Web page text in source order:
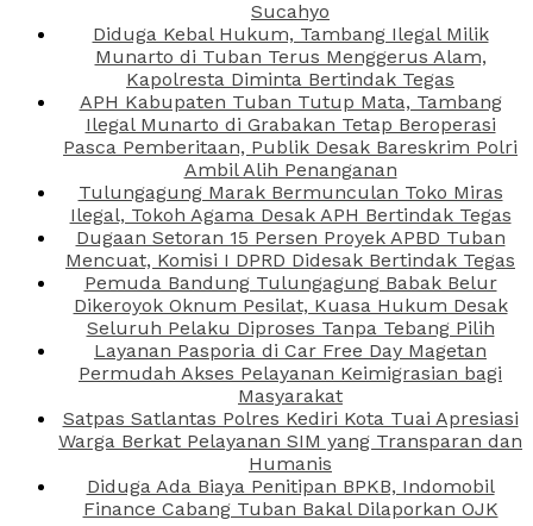
Sucahyo
Diduga Kebal Hukum, Tambang Ilegal Milik
Munarto di Tuban Terus Menggerus Alam,
Kapolresta Diminta Bertindak Tegas
APH Kabupaten Tuban Tutup Mata, Tambang
Ilegal Munarto di Grabakan Tetap Beroperasi
Pasca Pemberitaan, Publik Desak Bareskrim Polri
Ambil Alih Penanganan
Tulungagung Marak Bermunculan Toko Miras
Ilegal, Tokoh Agama Desak APH Bertindak Tegas
Dugaan Setoran 15 Persen Proyek APBD Tuban
Mencuat, Komisi I DPRD Didesak Bertindak Tegas
Pemuda Bandung Tulungagung Babak Belur
Dikeroyok Oknum Pesilat, Kuasa Hukum Desak
Seluruh Pelaku Diproses Tanpa Tebang Pilih
Layanan Pasporia di Car Free Day Magetan
Permudah Akses Pelayanan Keimigrasian bagi
Masyarakat
Satpas Satlantas Polres Kediri Kota Tuai Apresiasi
Warga Berkat Pelayanan SIM yang Transparan dan
Humanis
Diduga Ada Biaya Penitipan BPKB, Indomobil
Finance Cabang Tuban Bakal Dilaporkan OJK